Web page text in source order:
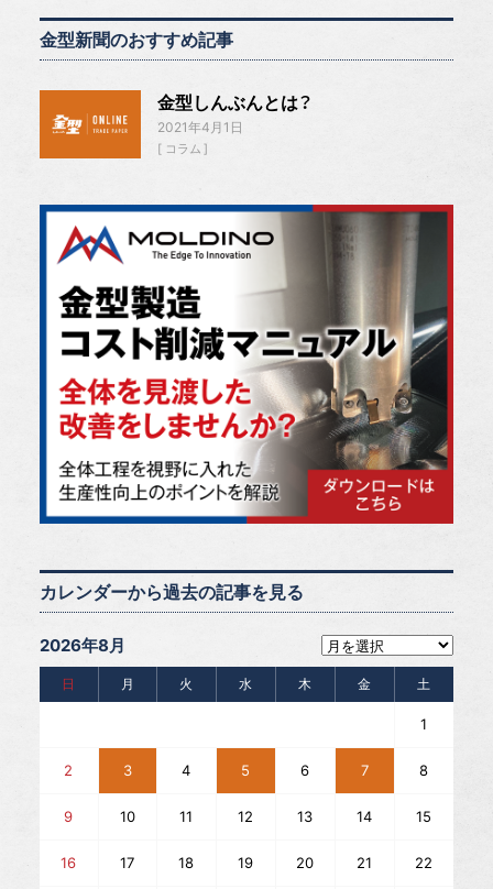
金型新聞のおすすめ記事
金型しんぶんとは？
2021年4月1日
コラム
カレンダーから過去の記事を見る
2026年8月
日 月 火 水 木 金 土
1
2 3 4 5 6 7 8
9 10 11 12 13 14 15
16 17 18 19 20 21 22